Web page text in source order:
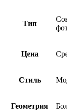
Тип
Цена
Стиль
Геометрия